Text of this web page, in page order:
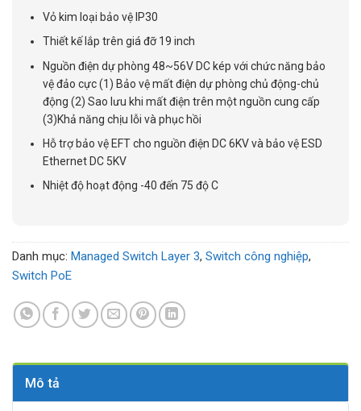
Vỏ kim loại bảo vệ IP30
Thiết kế lắp trên giá đỡ 19 inch
Nguồn điện dự phòng 48~56V DC kép với chức năng bảo
vệ đảo cực (1) Bảo vệ mất điện dự phòng chủ động-chủ
động (2) Sao lưu khi mất điện trên một nguồn cung cấp
(3)Khả năng chịu lỗi và phục hồi
Hỗ trợ bảo vệ EFT cho nguồn điện DC 6KV và bảo vệ ESD
Ethernet DC 5KV
Nhiệt độ hoạt động -40 đến 75 độ C
Danh mục: Managed Switch Layer 3, Switch công nghiệp,
Switch PoE
Mô tả